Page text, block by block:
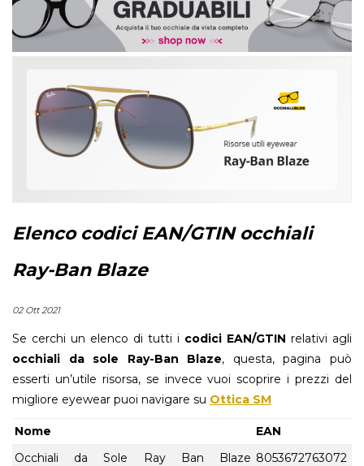
Elenco codici EAN/GTIN occhiali
Ray-Ban Blaze
02 Ott 2021
Se cerchi un elenco di tutti i codici EAN/GTIN relativi agli
occhiali da sole Ray-Ban Blaze, questa, pagina può
esserti un’utile risorsa, se invece vuoi scoprire i prezzi del
migliore eyewear puoi navigare su Ottica SM
Nome
EAN
Occhiali da Sole Ray Ban Blaze 8053672763072